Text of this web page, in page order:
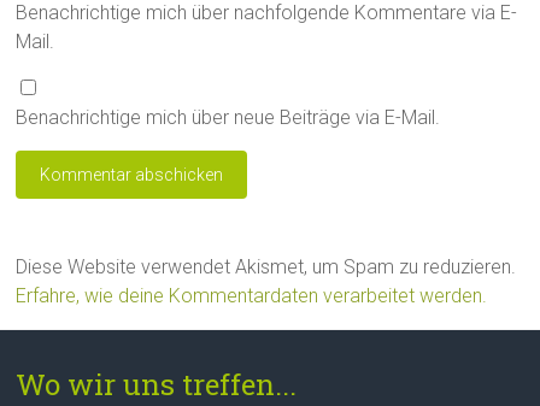
Benachrichtige mich über nachfolgende Kommentare via E-
Mail.
Benachrichtige mich über neue Beiträge via E-Mail.
Diese Website verwendet Akismet, um Spam zu reduzieren.
Erfahre, wie deine Kommentardaten verarbeitet werden.
Wo wir uns treffen...